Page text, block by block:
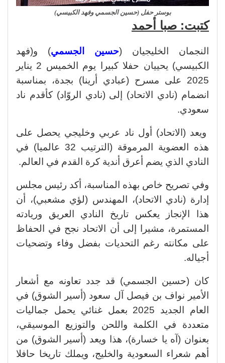
بوستر حفل (حسين الجسمي وفهد الكبيسي)
كتبت: صبا أحمد
النجمان الخليجيان (حسين الجسمي) و(فهد
الكبيسي) يحييان حفلا كبيرا يوم الخميس 2 يناير
2025 على مسرح (عبادي أرينا) بجدة، بمناسبة
انضمام (نادي الاتحاد) إلى (نادي الروّاد) كأقدم ناد
سعودي.
ويعد (الاتحاد) أول ناد عربي وخليجي يحصل على
هذه العضوية المرموقة (الترتيب 32 عالميا) في
النادي الذي يضم أعرق أندية كرة القدم في العالم.
وفي تصريح خاص بهذه المناسبة، أكد رئيس مجلس
إدارة (نادي الاتحاد)، المهندس (لؤي مشعبي)، أن
هذا الإنجاز يعكس تاريخ النادي العريق وريادته
المستمرة، مشيرا إلى أن الاتحاد نجح في الحفاظ
على مكانته رغم التحديات بفضل وفاء وتضحيات
أجياله.
كان (حسين الجسمي) قد جدد تعاونه مع أشعار
الأمير نواف بن فيصل آل سعود (أسير الشوق) في
العام الجديد 2025 بعمل غنائي يحمل جماليات
متعددة في الكلمة واللحن والتوزيع الموسيقي،
بعنوان (آه يا خسارة)، هذا ويعد (أسير الشوق) من
أهم شعراء السعودية والخليج، ويملك تاريخا حافلا